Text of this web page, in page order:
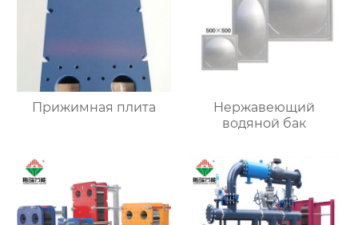
Прижимная плита
Нержавеющий
водяной бак